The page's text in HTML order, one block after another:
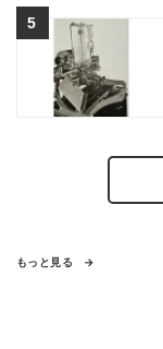
もっと見る